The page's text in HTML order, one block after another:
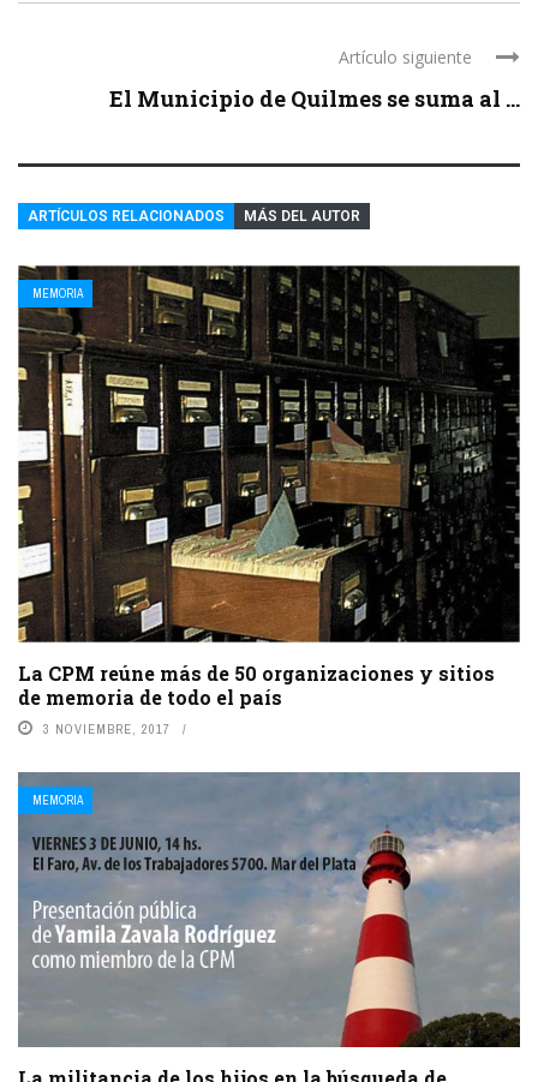
Artículo siguiente
El Municipio de Quilmes se suma al ...
ARTÍCULOS RELACIONADOS MÁS DEL AUTOR
MEMORIA
La CPM reúne más de 50 organizaciones y sitios
de memoria de todo el país
3 NOVIEMBRE, 2017
MEMORIA